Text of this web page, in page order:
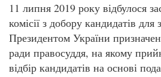
11 липня 2019 року відбулося
комісії з добору кандидатів для
Президентом України
ради правосуддя, на якому
відбір кандидатів на основі